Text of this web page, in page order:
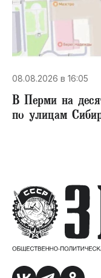
08.08.2026 в 16:05
В Перми на
по улицам